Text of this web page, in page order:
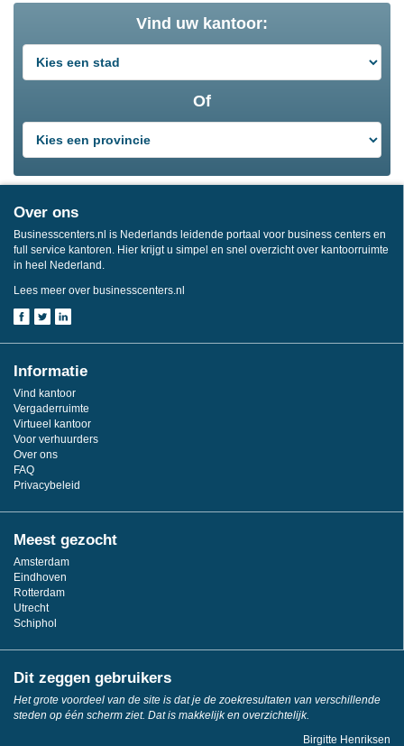
Vind uw kantoor:
Of
Over ons
Businesscenters.nl is Nederlands leidende portaal voor business centers en
full service kantoren. Hier krijgt u simpel en snel overzicht over kantoorruimte
in heel Nederland.
Lees meer over businesscenters.nl
Informatie
Vind kantoor
Vergaderruimte
Virtueel kantoor
Voor verhuurders
Over ons
FAQ
Privacybeleid
Meest gezocht
Amsterdam
Eindhoven
Rotterdam
Utrecht
Schiphol
Dit zeggen gebruikers
Het grote voordeel van de site is dat je de zoekresultaten van verschillende
steden op één scherm ziet. Dat is makkelijk en overzichtelijk.
Birgitte Henriksen